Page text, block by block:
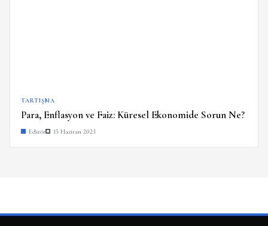
TARTIŞMA
Para, Enflasyon ve Faiz: Küresel Ekonomide Sorun Ne?
Editör 15 Haziran 2023